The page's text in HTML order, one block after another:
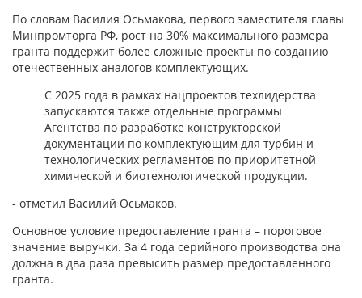
По словам Василия Осьмакова, первого заместителя главы
Минпромторга РФ, рост на 30% максимального размера
гранта поддержит более сложные проекты по созданию
отечественных аналогов комплектующих.
С 2025 года в рамках нацпроектов техлидерства
запускаются также отдельные программы
Агентства по разработке конструкторской
документации по комплектующим для турбин и
технологических регламентов по приоритетной
химической и биотехнологической продукции.
- отметил Василий Осьмаков.
Основное условие предоставление гранта – пороговое
значение выручки. За 4 года серийного производства она
должна в два раза превысить размер предоставленного
гранта.